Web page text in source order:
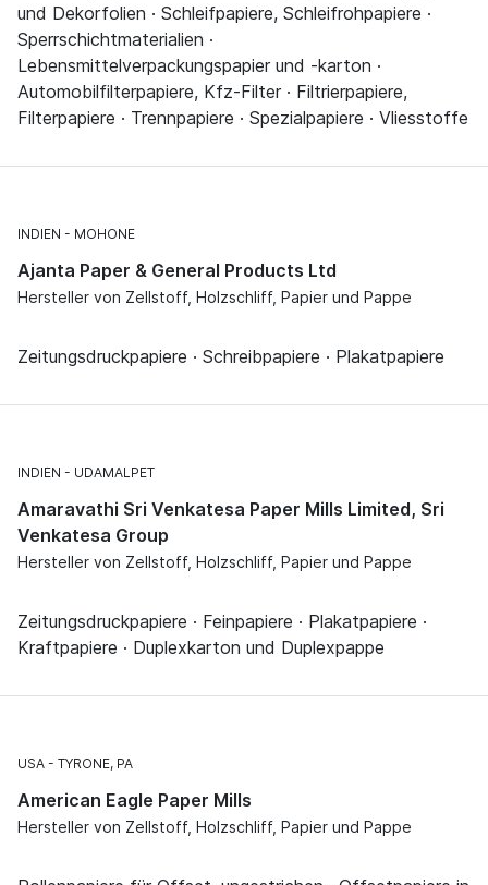
und Dekorfolien · Schleifpapiere, Schleifrohpapiere ·
Sperrschichtmaterialien ·
Lebensmittelverpackungspapier und -karton ·
Automobilfilterpapiere, Kfz-Filter · Filtrierpapiere,
Filterpapiere · Trennpapiere · Spezialpapiere · Vliesstoffe
INDIEN MOHONE
Ajanta Paper & General Products Ltd
Hersteller von Zellstoff, Holzschliff, Papier und Pappe
Zeitungsdruckpapiere · Schreibpapiere · Plakatpapiere
INDIEN UDAMALPET
Amaravathi Sri Venkatesa Paper Mills Limited, Sri
Venkatesa Group
Hersteller von Zellstoff, Holzschliff, Papier und Pappe
Zeitungsdruckpapiere · Feinpapiere · Plakatpapiere ·
Kraftpapiere · Duplexkarton und Duplexpappe
USA TYRONE, PA
American Eagle Paper Mills
Hersteller von Zellstoff, Holzschliff, Papier und Pappe